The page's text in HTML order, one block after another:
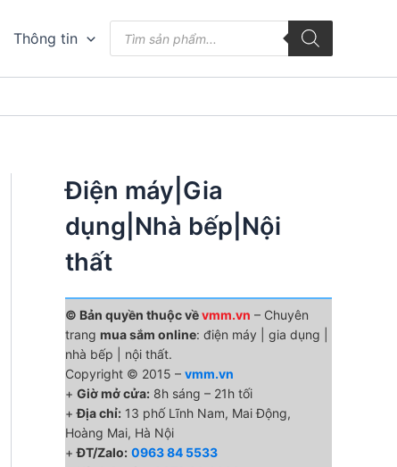
Thông tin
kiếm
phẩm
Điện máy|Gia
dụng|Nhà bếp|Nội
thất
© Bản quyền thuộc vềvmm.vn – Chuyên
trang mua sắm online: điện máy | gia dụng |
nhà bếp | nội thất.
Copyright © 2015 – vmm.vn
+ Giờ mở cửa: 8h sáng – 21h tối
+Địa chỉ: 13 phố Lĩnh Nam, Mai Động,
Hoàng Mai, Hà Nội
+ĐT/Zalo: 0963 84 5533